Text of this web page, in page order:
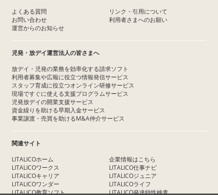
よくある質問
お問い合わせ
運営からのお知らせ
リンク・引用について
利用者さまへのお願い
児発・放デイ運営法人の皆さまへ
放デイ・児発の業務を効率化する請求ソフト
利用者募集や広報に役立つ情報発信サービス
スタッフ育成に役立つオンライン研修サービス
現場ですぐに使える支援プログラムサービス
児発放デイの開業支援サービス
資金繰りを助ける早期入金サービス
事業譲渡・売買を助けるM&A仲介サービス
関連サイト
LITALICOホーム
LITALICOワークス
LITALICOキャリア
LITALICOワンダー
LITALICO教育ソフト
企業情報はこちら
LITALICO仕事ナビ
LITALICOジュニア
LITALICOライフ
LITALICO発達特性検査